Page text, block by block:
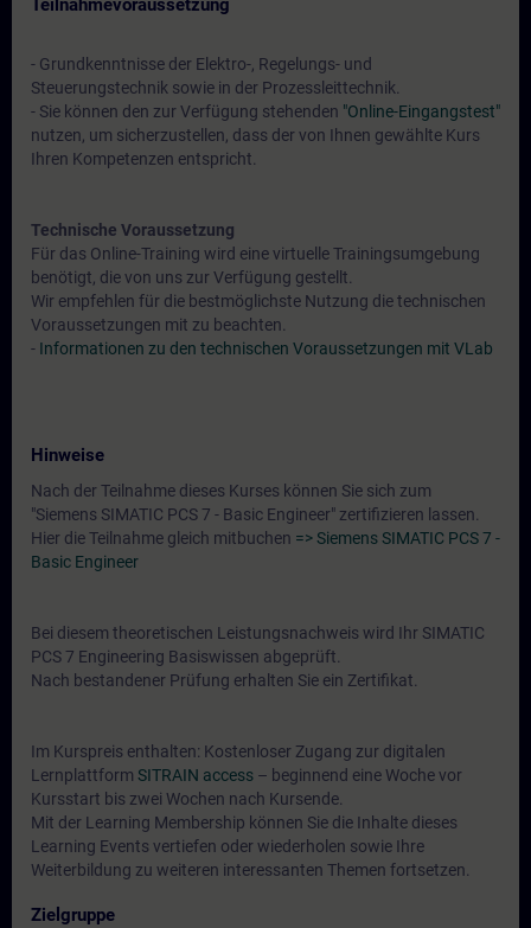
Teilnahmevoraussetzung
- Grundkenntnisse der Elektro-, Regelungs- und
Steuerungstechnik sowie in der Prozessleittechnik.
- Sie können den zur Verfügung stehenden "Online-Eingangstest"
nutzen, um sicherzustellen, dass der von Ihnen gewählte Kurs
Ihren Kompetenzen entspricht.
Technische Voraussetzung
Für das Online-Training wird eine virtuelle Trainingsumgebung
benötigt, die von uns zur Verfügung gestellt.
Wir empfehlen für die bestmöglichste Nutzung die technischen
Voraussetzungen mit zu beachten.
- Informationen zu den technischen Voraussetzungen mit VLab
Hinweise
Nach der Teilnahme dieses Kurses können Sie sich zum
"Siemens SIMATIC PCS 7 - Basic Engineer" zertifizieren lassen.
Hier die Teilnahme gleich mitbuchen => Siemens SIMATIC PCS 7 -
Basic Engineer
Bei diesem theoretischen Leistungsnachweis wird Ihr SIMATIC
PCS 7 Engineering Basiswissen abgeprüft.
Nach bestandener Prüfung erhalten Sie ein Zertifikat.
Im Kurspreis enthalten: Kostenloser Zugang zur digitalen
Lernplattform SITRAIN access – beginnend eine Woche vor
Kursstart bis zwei Wochen nach Kursende.
Mit der Learning Membership können Sie die Inhalte dieses
Learning Events vertiefen oder wiederholen sowie Ihre
Weiterbildung zu weiteren interessanten Themen fortsetzen.
Zielgruppe